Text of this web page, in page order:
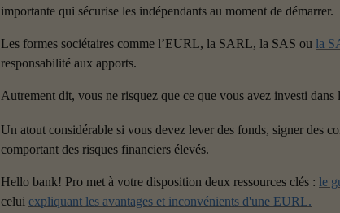
importante qui sécurise les indépendants au moment de démarrer.
Les formes sociétaires comme l’EURL, la SARL, la SAS ou la
responsabilité aux apports.
Autrement dit, vous ne risquez que ce que vous avez investi dans
Un atout considérable si vous devez lever des fonds, signer des
comportant des risques financiers élevés.
Hello bank! Pro met à votre disposition deux ressources clés : le
celui expliquant les avantages et inconvénients d'une EURL.